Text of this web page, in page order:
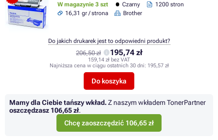
W magazynie 3 szt Czarny
1200 stron
16,31 gr / strona
Brother
206,50 zł 195,74 zł
159,14 zł bez VAT
Najniższa cena w ciągu ostatnich 30 dni: 195,57 zł
Do koszyka
Do jakich drukarek jest to odpowiedni produkt?
Mamy dla Ciebie tańszy wkład.Z naszym wkładem TonerPartner
oszczędzasz 106,65 zł.
Chcę zaoszczędzić 106,65 zł